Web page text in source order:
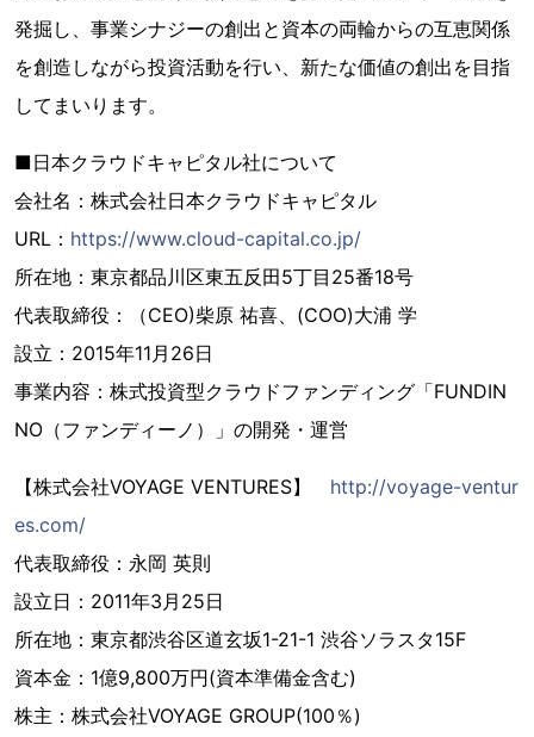
発掘し、事業シナジーの創出と資本の両輪からの互恵関係
を創造しながら投資活動を行い、新たな価値の創出を目指
してまいります。
■日本クラウドキャピタル社について
会社名：株式会社日本クラウドキャピタル
URL： https://www.cloud-capital.co.jp/
所在地：東京都品川区東五反田5丁目25番18号
代表取締役：（CEO)柴原 祐喜、(COO)大浦 学
設立：2015年11月26日
事業内容：株式投資型クラウドファンディング「FUNDIN
NO（ファンディーノ）」の開発・運営
【株式会社VOYAGE VENTURES】 http://voyage-ventur
es.com/
代表取締役：永岡 英則
設立日：2011年3月25日
所在地：東京都渋谷区道玄坂1-21-1 渋谷ソラスタ15F
資本金：1億9,800万円(資本準備金含む)
株主：株式会社VOYAGE GROUP(100％)